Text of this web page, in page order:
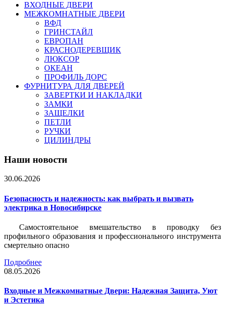
ВХОДНЫЕ ДВЕРИ
МЕЖКОМНАТНЫЕ ДВЕРИ
ВФД
ГРИНСТАЙЛ
ЕВРОПАН
КРАСНОДЕРЕВЩИК
ЛЮКСОР
ОКЕАН
ПРОФИЛЬ ДОРС
ФУРНИТУРА ДЛЯ ДВЕРЕЙ
ЗАВЕРТКИ И НАКЛАДКИ
ЗАМКИ
ЗАЩЕЛКИ
ПЕТЛИ
РУЧКИ
ЦИЛИНДРЫ
Наши новости
30.06.2026
Безопасность и надежность: как выбрать и вызвать
электрика в Новосибирске
Самостоятельное вмешательство в проводку без
профильного образования и профессионального инструмента
смертельно опасно
Подробнее
08.05.2026
Входные и Межкомнатные Двери: Надежная Защита, Уют
и Эстетика